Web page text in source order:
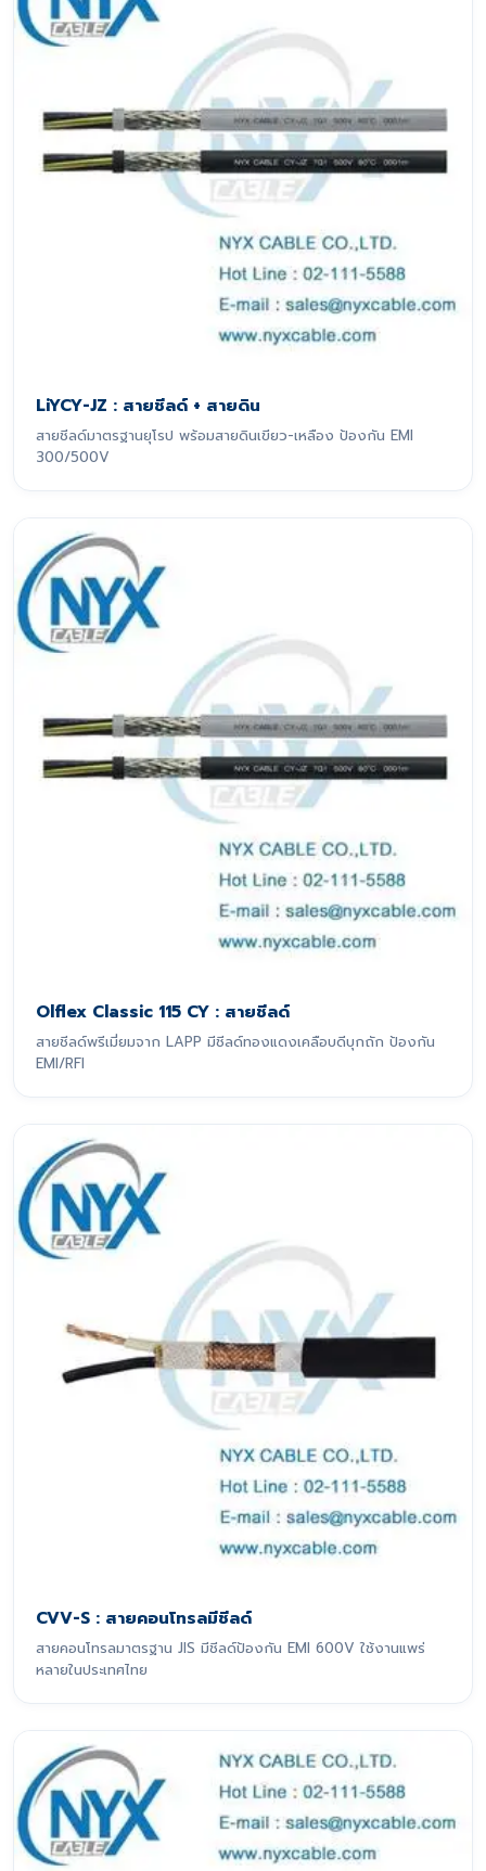
LiYCY-JZ : สายชีลด์ + สายดิน
สายชีลด์มาตรฐานยุโรป พร้อมสายดินเขียว-เหลือง ป้องกัน EMI
300/500V
Olflex Classic 115 CY : สายชีลด์
สายชีลด์พรีเมี่ยมจาก LAPP มีชีลด์ทองแดงเคลือบดีบุกถัก ป้องกัน
EMI/RFI
CVV-S : สายคอนโทรลมีชีลด์
สายคอนโทรลมาตรฐาน JIS มีชีลด์ป้องกัน EMI 600V ใช้งานแพร่
หลายในประเทศไทย